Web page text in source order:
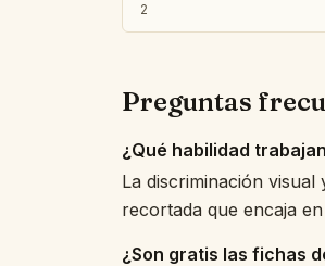
2
Preguntas
¿Qué habilidad
La discriminación
recortada que encaja
¿Son gratis las fichas